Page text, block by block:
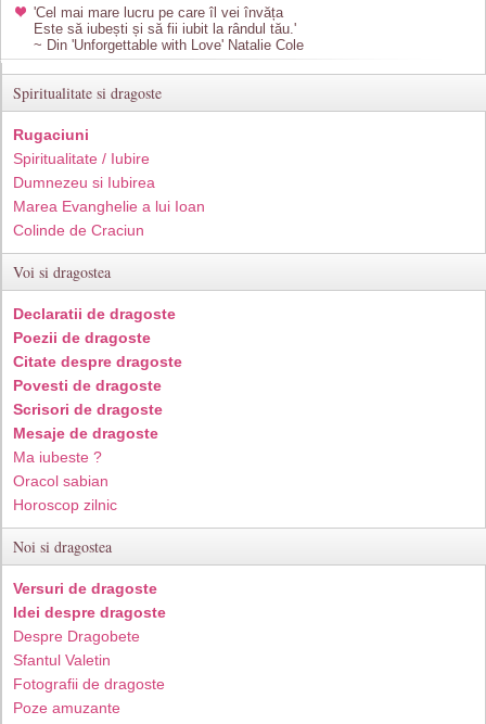
'Cel mai mare lucru pe care îl vei învăța
Este să iubești și să fii iubit la rândul tău.'
~ Din 'Unforgettable with Love' Natalie Cole
Spiritualitate si dragoste
Rugaciuni
Spiritualitate / Iubire
Dumnezeu si Iubirea
Marea Evanghelie a lui Ioan
Colinde de Craciun
Voi si dragostea
Declaratii de dragoste
Poezii de dragoste
Citate despre dragoste
Povesti de dragoste
Scrisori de dragoste
Mesaje de dragoste
Ma iubeste ?
Oracol sabian
Horoscop zilnic
Noi si dragostea
Versuri de dragoste
Idei despre dragoste
Despre Dragobete
Sfantul Valetin
Fotografii de dragoste
Poze amuzante